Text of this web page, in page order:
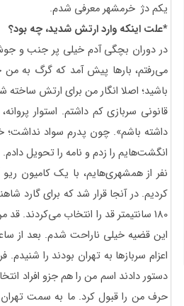
یکم دژ خرمشهر معرفی شدم.
*علت اینکه وارد ارتش شدید، چه بود؟
می‌رفتم، بارها پیش آمد که گرگ به
قانونی سربازی کم داشتم. استوار
داشته باشم». چون پدرم سواد نداشت؛
نفر از همشهری‌هایم، با یک کامیون
کردیم. در آنجا قرار شد که برای گارد
این قضیه خیلی ناراحت شدم. بعد از
اعزام سربازها به تهران بودند را
دستور دادند اسم من را هم جزو افراد
حرف من را قبول کرد. ما به سمت